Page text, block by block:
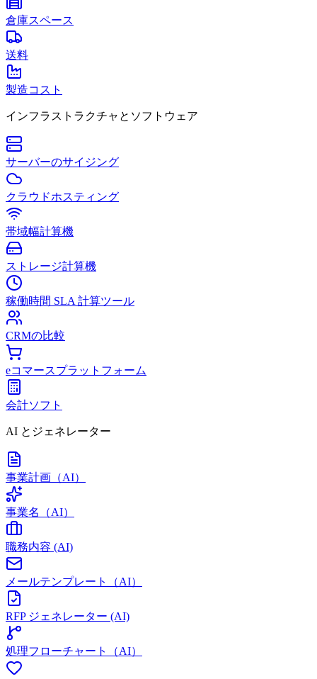
倉庫スペース
送料
製造コスト
インフラストラクチャとソフトウェア
サーバーのサイジング
クラウドホスティング
帯域幅計算機
ストレージ計算機
稼働時間 SLA 計算ツール
CRMの比較
eコマースプラットフォーム
会計ソフト
AI とジェネレーター
事業計画（AI）
事業名（AI）
職務内容 (AI)
メールテンプレート（AI）
RFP ジェネレーター (AI)
処理フローチャート（AI）